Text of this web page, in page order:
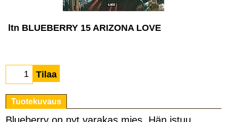
ltn BLUEBERRY 15 ARIZONA LOVE
Tilaa
Tuotekuvaus